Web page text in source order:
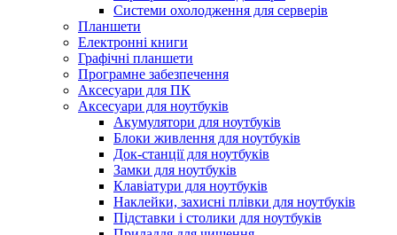
Системи охолодження для серверів
Планшети
Електронні книги
Графічні планшети
Програмне забезпечення
Аксесуари для ПК
Аксесуари для ноутбуків
Акумулятори для ноутбуків
Блоки живлення для ноутбуків
Док-станції для ноутбуків
Замки для ноутбуків
Клавіатури для ноутбуків
Наклейки, захисні плівки для ноутбуків
Підставки і столики для ноутбуків